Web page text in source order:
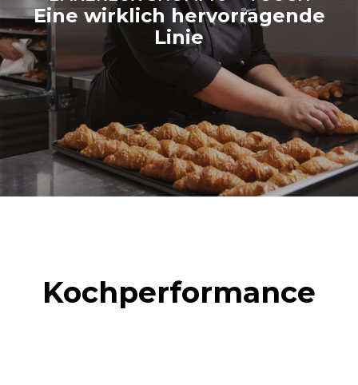
Eine wirklich hervorragende
Linie
Kochperformance